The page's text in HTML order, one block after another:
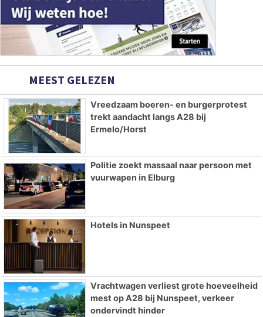
MEEST GELEZEN
Vreedzaam boeren- en burgerprotest
trekt aandacht langs A28 bij
Ermelo/Horst
Politie zoekt massaal naar persoon met
vuurwapen in Elburg
Hotels in Nunspeet
Vrachtwagen verliest grote hoeveelheid
mest op A28 bij Nunspeet, verkeer
ondervindt hinder